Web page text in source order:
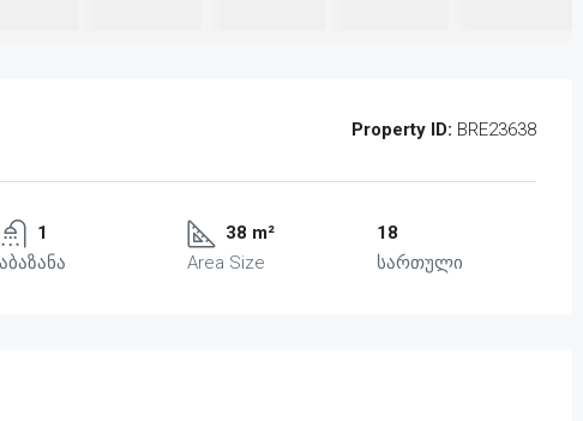
Property ID: BRE23638
1
აბაზანა
38 m²
Area Size
18
სართული